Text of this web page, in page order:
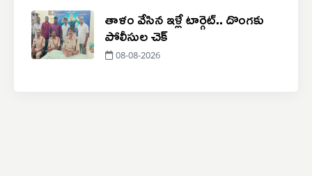
తాళం వేసిన ఇళ్లే టార్గెట్‌.. దొంగకు
పోలీసుల చెక్‌
08-08-2026